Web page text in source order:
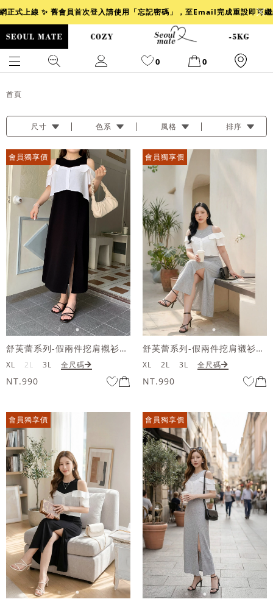
正式上線 ✨ 舊會員首次登入請使用「忘記密碼」，至Email完成重設即可
0 0
爆乳 洋裝 舒芙蕾
小香風 透膚 牛仔
襯衫 褲裙 牛仔裙 冰感
涼感
首頁
尺寸 色系 風格 排序
會員獨享價
舒芙蕾系列-假兩件挖肩襯衫開衩長洋裝
XL 2L 3L 全尺碼
NT.990
會員獨享價
舒芙蕾系列-假兩件挖肩襯衫開衩長洋裝
XL 2L 3L 全尺碼
NT.990
會員獨享價 會員獨享價